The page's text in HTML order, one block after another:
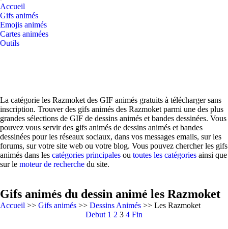
Accueil
Gifs animés
Emojis animés
Cartes animées
Outils
La catégorie les Razmoket des GIF animés gratuits à télécharger sans
inscription. Trouver des gifs animés des Razmoket parmi une des plus
grandes sélections de GIF de dessins animés et bandes dessinées. Vous
pouvez vous servir des gifs animés de dessins animés et bandes
dessinées pour les réseaux sociaux, dans vos messages emails, sur les
forums, sur votre site web ou votre blog. Vous pouvez chercher les gifs
animés dans les catégories principales ou toutes les catégories ainsi que
sur le moteur de recherche du site.
Gifs animés du dessin animé les Razmoket
Accueil >> Gifs animés >> Dessins Animés >> Les Razmoket
Debut 1 2 3 4 Fin